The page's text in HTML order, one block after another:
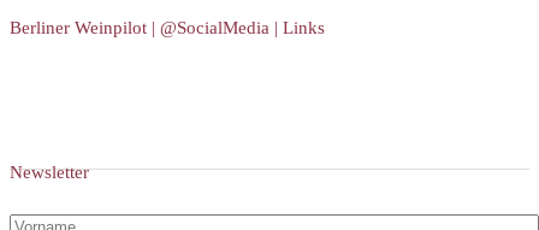
Berliner Weinpilot | @SocialMedia | Links
Newsletter